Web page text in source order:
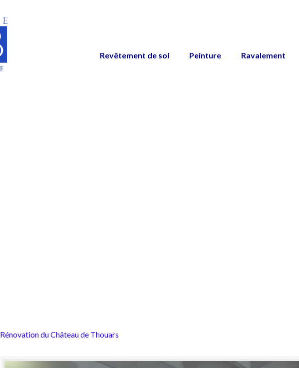
Revêtement de sol Peinture Ravalement
Rénovation du Château de Thouars